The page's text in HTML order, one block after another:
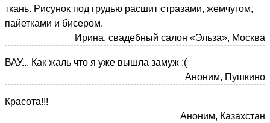
ткань. Рисунок под грудью расшит стразами, жемчугом,
пайетками и бисером.
Ирина, свадебный салон «Эльза», Москва
ВАУ... Как жаль что я уже вышла замуж :(
Аноним, Пушкино
Красота!!!
Аноним, Казахстан